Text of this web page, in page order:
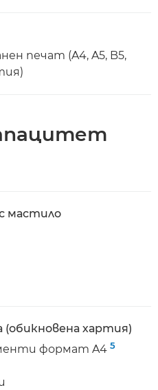
печат (A4, A5, B5,
мастило
хартия)
формат A4 5